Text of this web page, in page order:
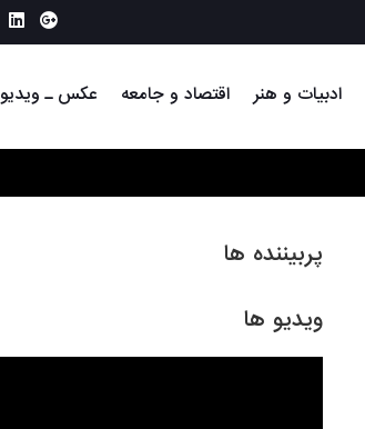
ادبیات و هنر اقتصاد و جامعه عکس ـ ویدیو
پربیننده ها
ویدیو ها